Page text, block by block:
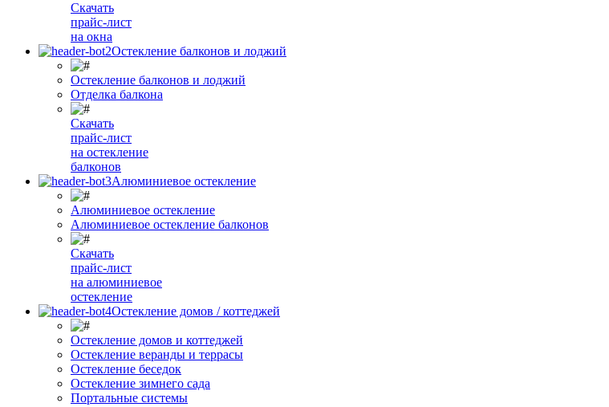
Скачать
прайс-лист
на окна
Остекление балконов и лоджий
Остекление балконов и лоджий
Отделка балкона
Скачать
прайс-лист
на остекление
балконов
Алюминиевое остекление
Алюминиевое остекление
Алюминиевое остекление балконов
Скачать
прайс-лист
на алюминиевое
остекление
Остекление домов / коттеджей
Остекление домов и коттеджей
Остекление веранды и террасы
Остекление беседок
Остекление зимнего сада
Портальные системы